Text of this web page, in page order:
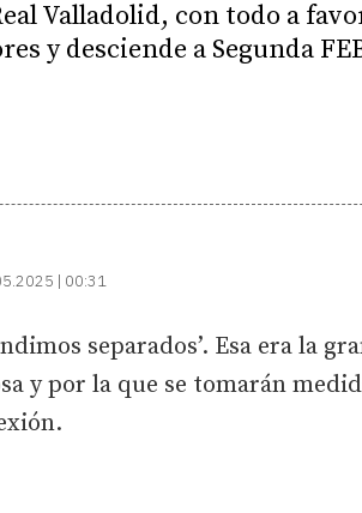
Valladolid, con todo a
y desciende a Segunda
| 00:31
separados’. Esa era la
y por la que se tomarán